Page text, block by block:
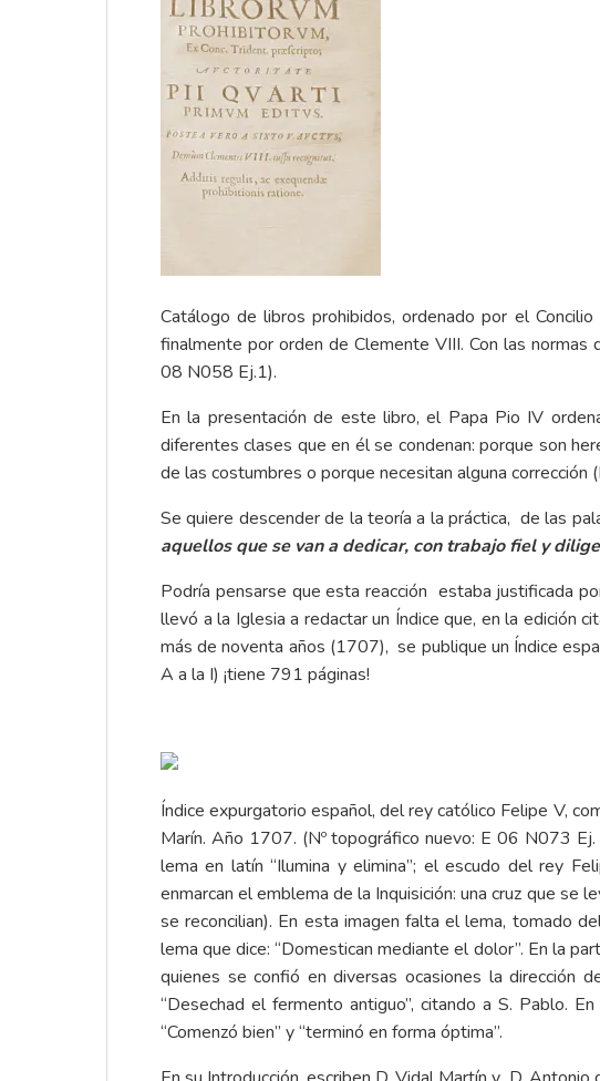
Catálogo de libros prohibidos, ordenado por el
finalmente por orden de Clemente VIII. Con las normas
08 N058 Ej.1).
En la presentación de este libro, el Papa Pio IV
diferentes clases que en él se condenan: porque son
de las costumbres o porque necesitan alguna corrección
Se quiere descender de la teoría a la práctica, de las
aquellos que se van a dedicar, con trabajo fiel y
Podría pensarse que esta reacción estaba justificada
llevó a la Iglesia a redactar un Índice que, en la edición
más de noventa años (1707), se publique un Índice
A a la I) ¡tiene 791 páginas!
Índice expurgatorio español, del rey católico Felipe V,
Marín. Año 1707. (Nº topográfico nuevo: E 06 N073
lema en latín “Ilumina y elimina”; el escudo del rey
enmarcan el emblema de la Inquisición: una cruz que se
se reconcilian). En esta imagen falta el lema, tomado
lema que dice: “Domestican mediante el dolor”. En la
quienes se confió en diversas ocasiones la dirección
“Desechad el fermento antiguo”, citando a S. Pablo.
“Comenzó bien” y “terminó en forma óptima”.